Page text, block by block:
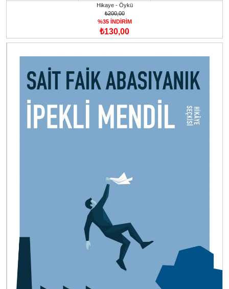
Hikaye - Öykü
₺200,00
%35 İNDİRİM
₺130,00